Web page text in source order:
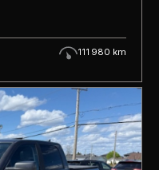
111 980 km